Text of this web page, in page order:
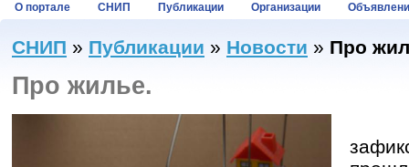
О портале СНИП Публикации Организации
СНИП » Публикации » Новости » Про
Про жилье.